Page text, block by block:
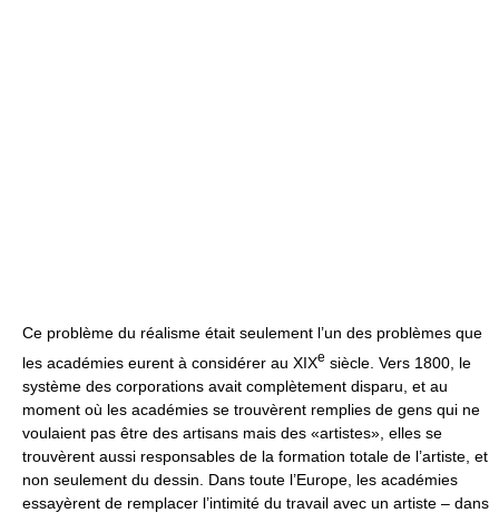
Ce problème du réalisme était seulement l’un des problèmes que
les académies eurent à considérer au XIXe siècle. Vers 1800, le
système des corporations avait complètement disparu, et au
moment où les académies se trouvèrent remplies de gens qui ne
voulaient pas être des artisans mais des «artistes», elles se
trouvèrent aussi responsables de la formation totale de l’artiste, et
non seulement du dessin. Dans toute l’Europe, les académies
essayèrent de remplacer l’intimité du travail avec un artiste – dans